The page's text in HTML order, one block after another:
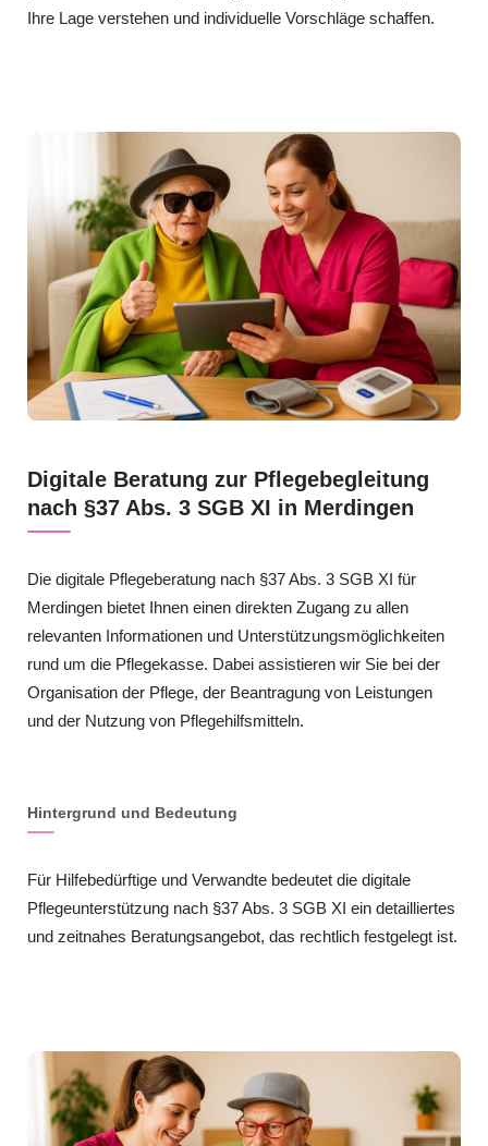
Ihre Lage verstehen und individuelle Vorschläge schaffen.
Digitale Beratung zur Pflegebegleitung
nach §37 Abs. 3 SGB XI in Merdingen
Die digitale Pflegeberatung nach §37 Abs. 3 SGB XI für
Merdingen bietet Ihnen einen direkten Zugang zu allen
relevanten Informationen und Unterstützungsmöglichkeiten
rund um die Pflegekasse. Dabei assistieren wir Sie bei der
Organisation der Pflege, der Beantragung von Leistungen
und der Nutzung von Pflegehilfsmitteln.
Hintergrund und Bedeutung
Für Hilfebedürftige und Verwandte bedeutet die digitale
Pflegeunterstützung nach §37 Abs. 3 SGB XI ein detailliertes
und zeitnahes Beratungsangebot, das rechtlich festgelegt ist.